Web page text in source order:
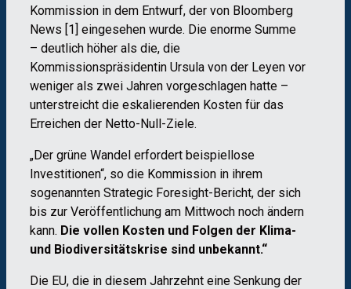
Kommission in dem Entwurf, der von Bloomberg
News [1] eingesehen wurde. Die enorme Summe
– deutlich höher als die, die
Kommissionspräsidentin Ursula von der Leyen vor
weniger als zwei Jahren vorgeschlagen hatte –
unterstreicht die eskalierenden Kosten für das
Erreichen der Netto-Null-Ziele.
„Der grüne Wandel erfordert beispiellose
Investitionen“, so die Kommission in ihrem
sogenannten Strategic Foresight-Bericht, der sich
bis zur Veröffentlichung am Mittwoch noch ändern
kann. Die vollen Kosten und Folgen der Klima-
und Biodiversitätskrise sind unbekannt.“
Die EU, die in diesem Jahrzehnt eine Senkung der